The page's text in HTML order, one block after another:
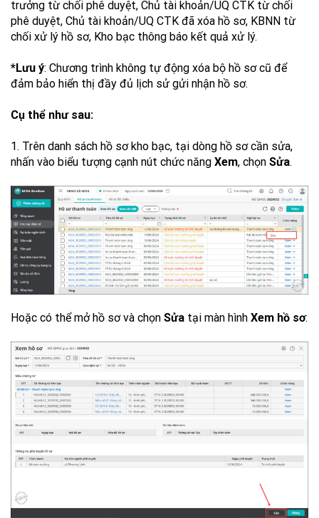
trưởng từ chối phê duyệt, Chủ tài khoản/UQ CTK từ chối
phê duyệt, Chủ tài khoản/UQ CTK đã xóa hồ sơ, KBNN từ
chối xử lý hồ sơ, Kho bạc thông báo kết quả xử lý.
*Lưu ý: Chương trình không tự động xóa bộ hồ sơ cũ để
đảm bảo hiển thị đầy đủ lịch sử gửi nhận hồ sơ.
Cụ thể như sau:
1. Trên danh sách hồ sơ kho bạc, tại dòng hồ sơ cần sửa,
nhấn vào biểu tượng cạnh nút chức năng Xem, chọn Sửa.
Hoặc có thể mở hồ sơ và chọn Sửa tại màn hình Xem hồ sơ: